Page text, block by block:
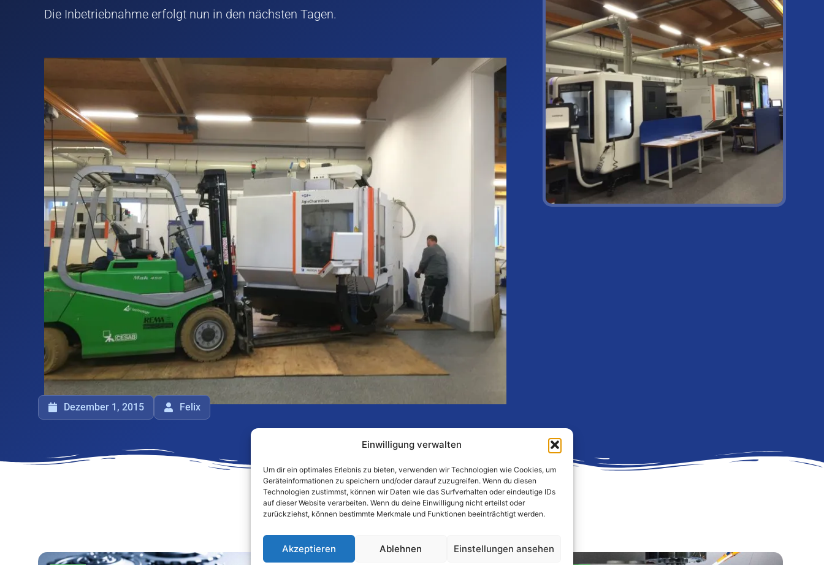
Einwilligung verwalten
Um dir ein optimales Erlebnis zu bieten, verwenden wir Technologien wie Cookies, um
Geräteinformationen zu speichern und/oder darauf zuzugreifen. Wenn du diesen
Technologien zustimmst, können wir Daten wie das Surfverhalten oder eindeutige IDs
auf dieser Website verarbeiten. Wenn du deine Einwilligung nicht erteilst oder
zurückziehst, können bestimmte Merkmale und Funktionen beeinträchtigt werden.
Akzeptieren Ablehnen Einstellungen ansehen
Die Inbetriebnahme erfolgt nun in den nächsten Tagen.
Dezember 1, 2015 Felix
Weitere interessante Artikel